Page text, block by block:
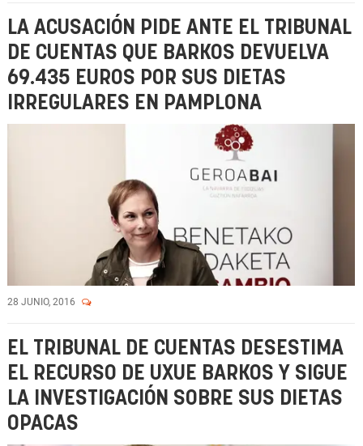
LA ACUSACIÓN PIDE ANTE EL TRIBUNAL
DE CUENTAS QUE BARKOS DEVUELVA
69.435 EUROS POR SUS DIETAS
IRREGULARES EN PAMPLONA
28 JUNIO, 2016
EL TRIBUNAL DE CUENTAS DESESTIMA
EL RECURSO DE UXUE BARKOS Y SIGUE
LA INVESTIGACIÓN SOBRE SUS DIETAS
OPACAS